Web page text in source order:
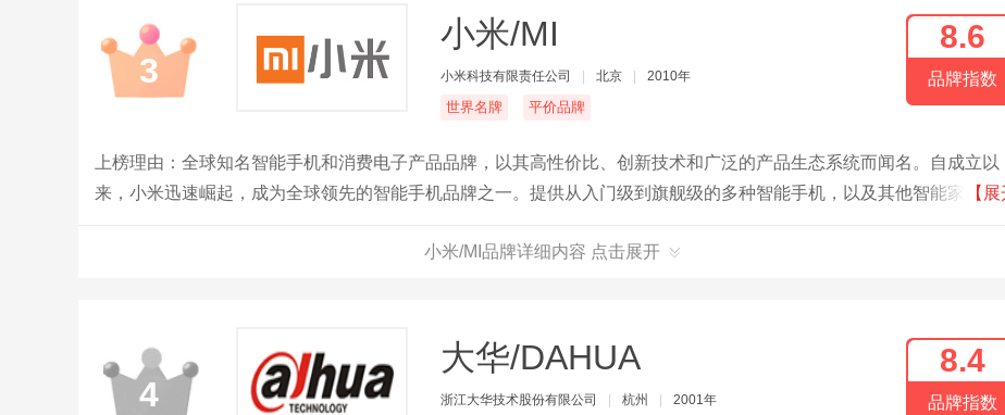
3
小米/MI
小米科技有限责任公司 北京 2010年
世界名牌 平价品牌
8.6
品牌指数
上榜理由：全球知名智能手机和消费电子产品品牌，以其高性价比、创新技术和广泛的产品生态系统而闻名。自成立以
来，小米迅速崛起，成为全球领先的智能手机品牌之一。提供从入门级到旗舰级的多种智能手机，以及其他智能家居、
【展
小米/MI品牌详细内容 点击展开
4
大华/DAHUA
浙江大华技术股份有限公司 杭州 2001年
8.4
品牌指数